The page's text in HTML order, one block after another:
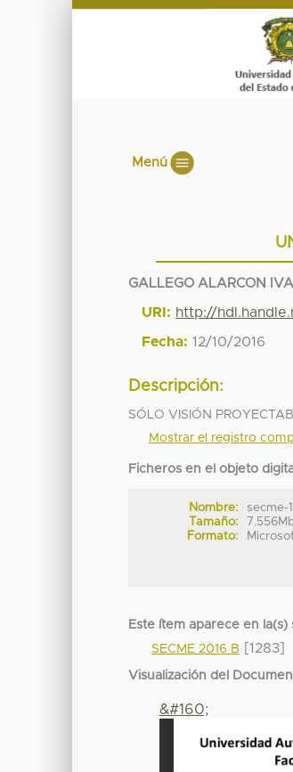
Menú
GALLEGO ALARCON
URI: http://
Fecha: 12/10/2016
Descripción:
SÓLO VISIÓN
Mostrar el registro
Ficheros en el objeto
Nombre:
secme-
Tamaño:
Formato:
Este ítem aparece en
SECME 2016 B
[1283]
Visualización del
&#160;